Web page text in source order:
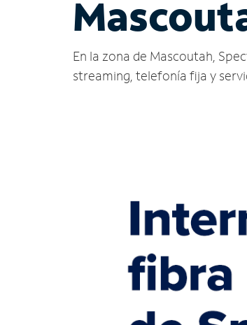
En la zona de Mascoutah,
streaming, telefonía fija y